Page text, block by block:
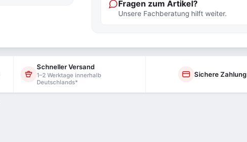
Fragen zum Artikel?
Unsere Fachberatung hilft weiter.
Schneller Versand
1–2 Werktage innerhalb
Deutschlands*
Sichere Zahlung